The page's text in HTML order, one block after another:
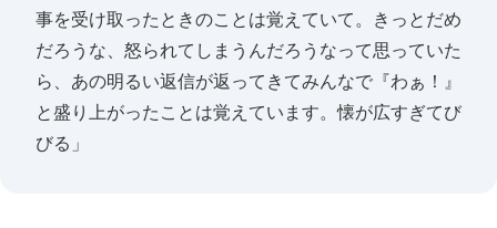
事を受け取ったときのことは覚えていて。きっとだめ
だろうな、怒られてしまうんだろうなって思っていた
ら、あの明るい返信が返ってきてみんなで『わぁ！』
と盛り上がったことは覚えています。懐が広すぎてび
びる」